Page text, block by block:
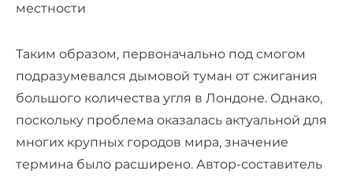
местности
Таким образом, первоначально под смогом
подразумевался дымовой туман от сжигания
большого количества угля в Лондоне. Однако,
поскольку проблема оказалась актуальной для
многих крупных городов мира, значение
термина было расширено. Автор-составитель